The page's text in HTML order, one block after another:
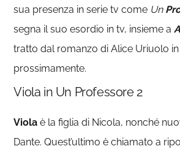
sua presenza in serie tv come Un
segna il suo esordio in tv, insieme a
tratto dal romanzo di Alice Uriuolo
prossimamente.
Viola in Un Professore 2
Violaè la figlia di Nicola, nonché
Dante. Quest’ultimo è chiamato a